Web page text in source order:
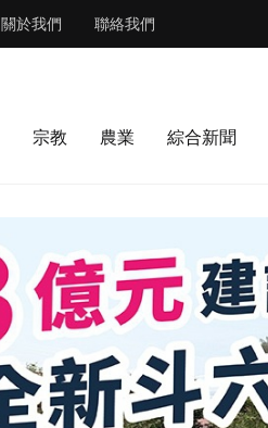
關於我們 聯絡我們
宗教 農業 綜合新聞